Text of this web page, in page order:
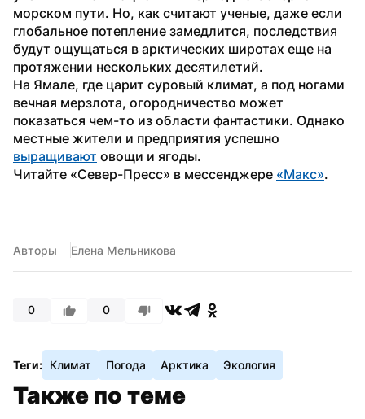
морском пути. Но, как считают ученые, даже если
глобальное потепление замедлится, последствия
будут ощущаться в арктических широтах еще на
протяжении нескольких десятилетий.
На Ямале, где царит суровый климат, а под ногами
вечная мерзлота, огородничество может
показаться чем-то из области фантастики. Однако
выращивают овощи и ягоды.
Читайте «Север-Пресс» в мессенджере «Макс».
Авторы Елена Мельникова
0 0
Теги: Климат Погода Арктика Экология
Также по теме